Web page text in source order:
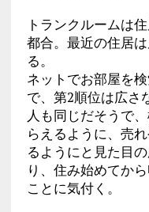
トランクルームは
都合。最近の住居
る。
ネットでお部屋を
で、第2順位は広さ
人も同じだそうで
らえるように、売
るようにと見た目
り、住み始めてか
ことに気付く。